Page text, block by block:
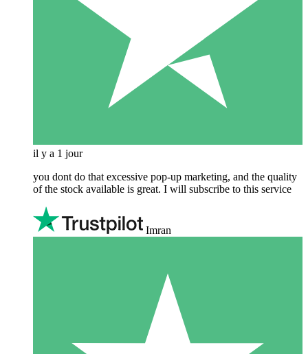
il y a 1 jour
you dont do that excessive pop-up marketing, and the quality
of the stock available is great. I will subscribe to this service
Imran